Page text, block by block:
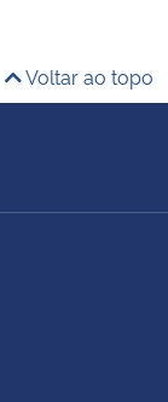
Voltar ao topo